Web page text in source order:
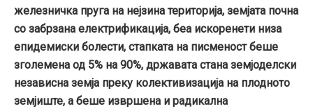
железничка пруга на нејзина територија, земјата почна
со забрзана електрификација, беа искоренети низа
епидемиски болести, стапката на писменост беше
зголемена од 5% на 90%, државата стана земјоделски
независна земја преку колективизација на плодното
земјиште, а беше извршена и радикална